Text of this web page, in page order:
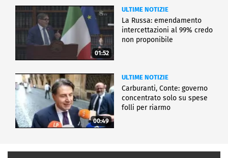
01:52
ULTIME NOTIZIE
La Russa: emendamento
intercettazioni al 99% credo
non proponibile
00:49
ULTIME NOTIZIE
Carburanti, Conte: governo
concentrato solo su spese
folli per riarmo